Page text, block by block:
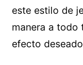
este estilo de
manera a todo
efecto